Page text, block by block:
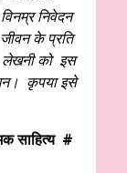
निवेदन
के प्रति
लेखनी को इस
कृपया इसे
साहित्य #